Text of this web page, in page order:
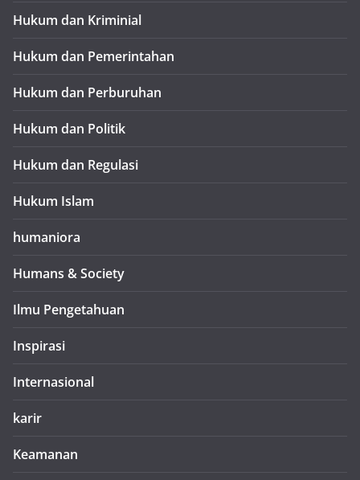
Hukum dan Kriminial
Hukum dan Pemerintahan
Hukum dan Perburuhan
Hukum dan Politik
Hukum dan Regulasi
Hukum Islam
humaniora
Humans & Society
Ilmu Pengetahuan
Inspirasi
Internasional
karir
Keamanan